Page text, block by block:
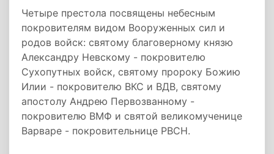
Четыре престола посвящены небесным
покровителям видом Вооруженных сил и
родов войск: святому благоверному князю
Александру Невскому - покровителю
Сухопутных войск, святому пророку Божию
Илии - покровителю ВКС и ВДВ, святому
апостолу Андрею Первозванному -
покровителю ВМФ и святой великомученице
Варваре - покровительнице РВСН.